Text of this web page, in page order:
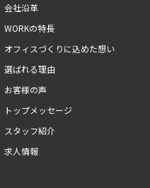
会社沿革
WORKの特長
オフィスづくりに込めた想い
選ばれる理由
お客様の声
トップメッセージ
スタッフ紹介
求人情報